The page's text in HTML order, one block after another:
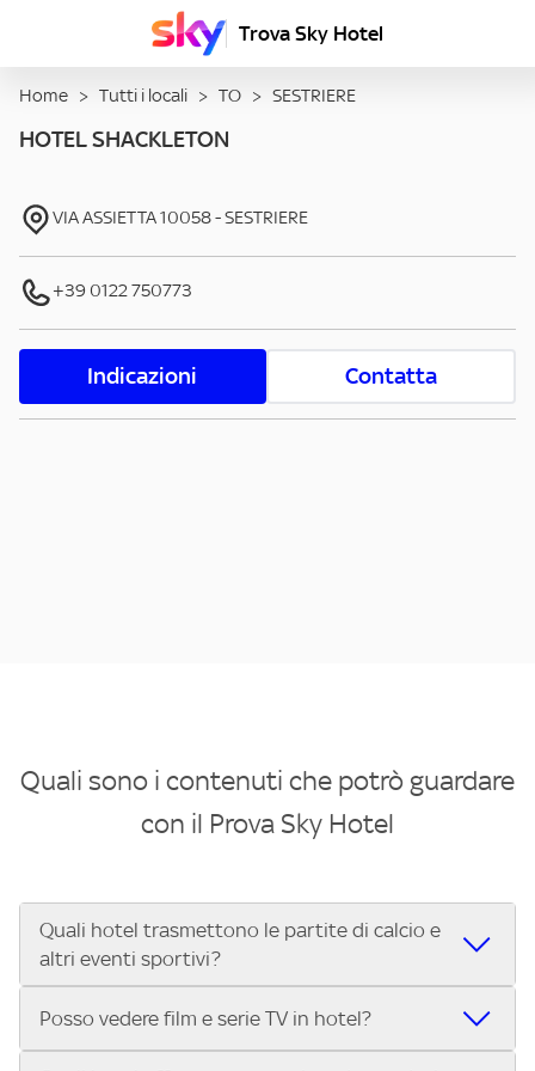
Trova Sky Hotel
Home > Tutti i locali > TO > SESTRIERE
HOTEL SHACKLETON
VIA ASSIETTA10058-SESTRIERE
+39 0122 750773
Indicazioni Contatta
Quali sono i contenuti che potrò guardare
con il Prova Sky Hotel
Quali hotel trasmettono le partite di calcio e
altri eventi sportivi?
Se cerchi un hotel dove poter vedere le partite di Serie A,
Posso vedere film e serie TV in hotel?